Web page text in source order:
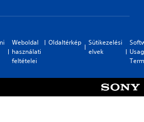
Weboldal
használati
feltételei
Oldaltérkép
Sütikezelési
elvek